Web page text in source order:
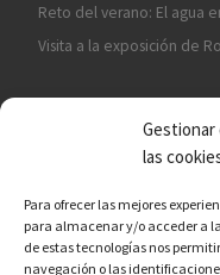
las
Para ofrecer las mejores
para almacenar y/o acceder a
de estas tecnologías nos
navegación o las
Reto del verano: El agua
Visita a la exposición de
¡ASÓCIATE A